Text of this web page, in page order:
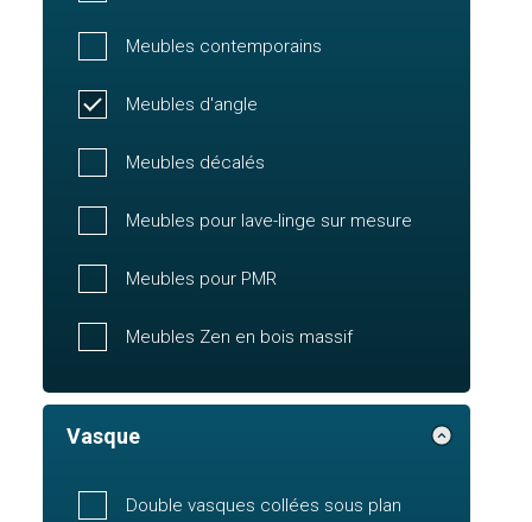
Meubles contemporains
Meubles d'angle
Meubles décalés
Meubles pour lave-linge sur mesure
Meubles pour PMR
Meubles Zen en bois massif
Vasque
Double vasques collées sous plan